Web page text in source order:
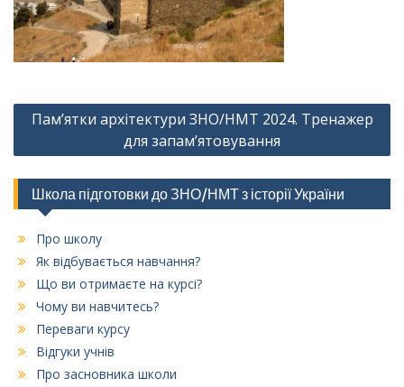
Навігація
Пам’ятки архітектури ЗНО/НМТ 2024. Тренажер
для запам’ятовування
Школа підготовки до ЗНО/НМТ з історії України
Про школу
Як відбувається навчання?
Що ви отримаєте на курсі?
Чому ви навчитесь?
Переваги курсу
Відгуки учнів
Про засновника школи